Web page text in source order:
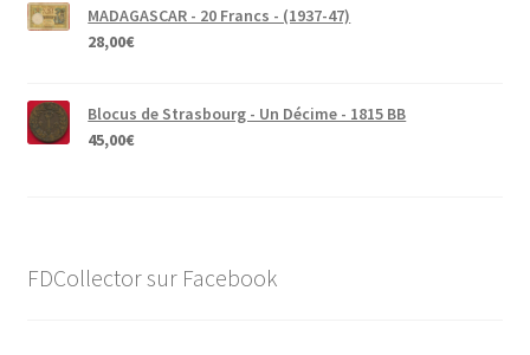
MADAGASCAR - 20 Francs - (1937-47)
28,00€
Blocus de Strasbourg - Un Décime - 1815 BB
45,00€
FDCollector sur Facebook